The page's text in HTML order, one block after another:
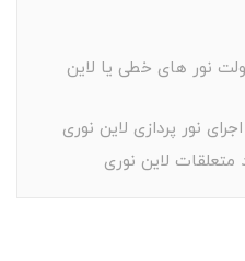
انواع دیمرهای ۱۲ ولت و ۲۴ ولت نور های خطی یا لاین
نور پردازی لاین نوری
متعلقات لاین نوری